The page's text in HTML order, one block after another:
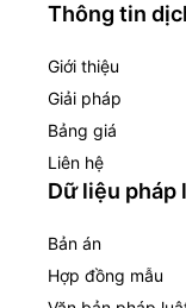
Thông tin
Giới thiệu
Giải pháp
Bảng giá
Liên hệ
Dữ liệu pháp
Bản án
Hợp đồng mẫu